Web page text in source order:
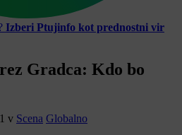
Izberi Ptujinfo kot prednostni vir
Gradca: Kdo bo
v Scena Globalno